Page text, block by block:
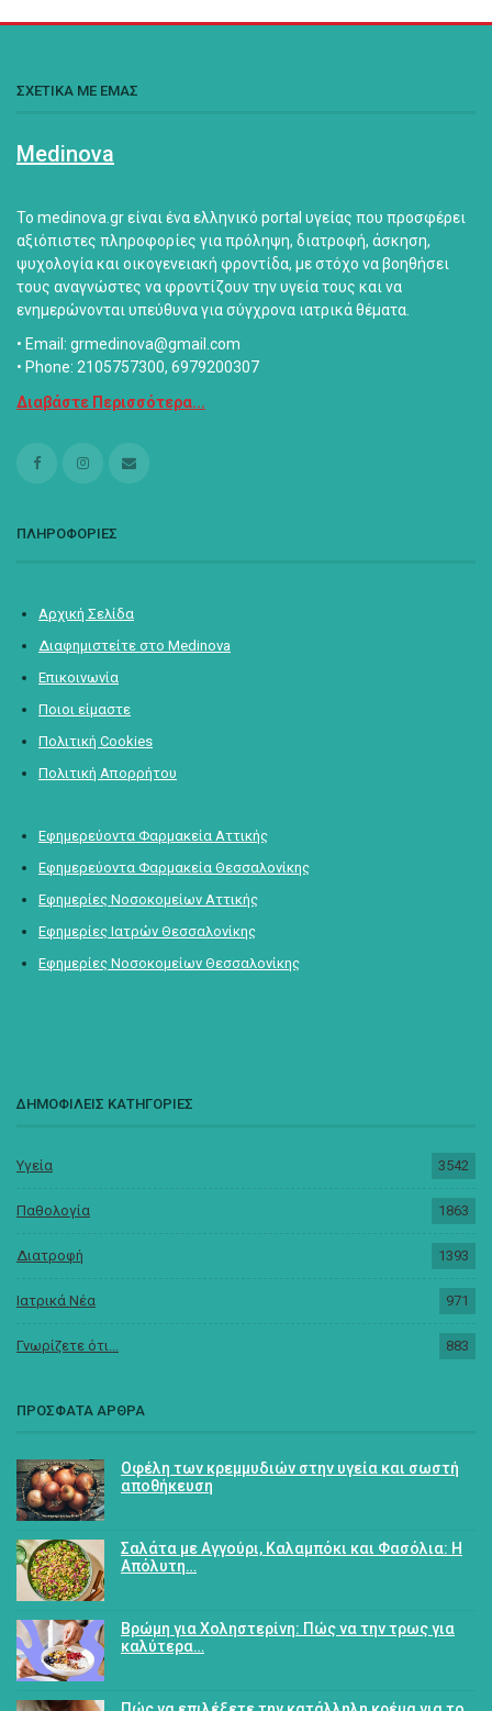
ΣΧΕΤΙΚΑ ΜΕ ΕΜΑΣ
Medinova
Το medinova.gr είναι ένα ελληνικό portal υγείας που προσφέρει
αξιόπιστες πληροφορίες για πρόληψη, διατροφή, άσκηση,
ψυχολογία και οικογενειακή φροντίδα, με στόχο να βοηθήσει
τους αναγνώστες να φροντίζουν την υγεία τους και να
ενημερώνονται υπεύθυνα για σύγχρονα ιατρικά θέματα.
• Email: grmedinova@gmail.com
• Phone: 2105757300, 6979200307
Διαβάστε Περισσότερα...
ΠΛΗΡΟΦΟΡΙΕΣ
Αρχική Σελίδα
Διαφημιστείτε στο Medinova
Επικοινωνία
Ποιοι είμαστε
Πολιτική Cookies
Πολιτική Απορρήτου
Εφημερεύοντα Φαρμακεία Αττικής
Εφημερεύοντα Φαρμακεία Θεσσαλονίκης
Εφημερίες Νοσοκομείων Αττικής
Εφημερίες Ιατρών Θεσσαλονίκης
Εφημερίες Νοσοκομείων Θεσσαλονίκης
ΔΗΜΟΦΙΛΕΙΣ ΚΑΤΗΓΟΡΙΕΣ
Υγεία 3542
Παθολογία 1863
Διατροφή 1393
Ιατρικά Νέα 971
Γνωρίζετε ότι... 883
ΠΡΟΣΦΑΤΑ ΑΡΘΡΑ
Οφέλη των κρεμμυδιών στην υγεία και σωστή
αποθήκευση
Σαλάτα με Αγγούρι, Καλαμπόκι και Φασόλια: Η
Απόλυτη…
Βρώμη για Χοληστερίνη: Πώς να την τρως για
καλύτερα…